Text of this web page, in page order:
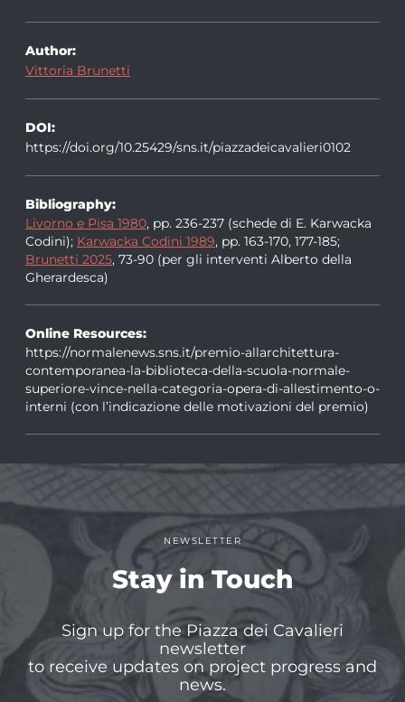
Author:
Vittoria Brunetti
DOI:
https://doi.org/10.25429/sns.it/piazzadeicavalieri0102
Bibliography:
Livorno e Pisa 1980, pp. 236-237 (schede di E. Karwacka
Codini); Karwacka Codini 1989, pp. 163-170, 177-185;
Brunetti 2025, 73-90 (per gli interventi Alberto della
Gherardesca)
Online Resources:
https://normalenews.sns.it/premio-allarchitettura-
contemporanea-la-biblioteca-della-scuola-normale-
superiore-vince-nella-categoria-opera-di-allestimento-o-
interni (con l’indicazione delle motivazioni del premio)
NEWSLETTER
Stay in Touch
Sign up for the Piazza dei Cavalieri
newsletter
to receive updates on project progress and
news.